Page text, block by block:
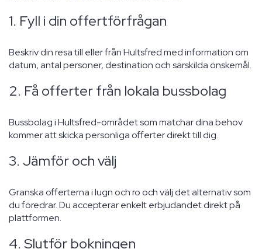
1. Fyll i din offertförfrågan
Beskriv din resa till eller från Hultsfred med information om
datum, antal personer, destination och särskilda önskemål.
2. Få offerter från lokala bussbolag
Bussbolag i Hultsfred-området som matchar dina behov
kommer att skicka personliga offerter direkt till dig.
3. Jämför och välj
Granska offerterna i lugn och ro och välj det alternativ som
du föredrar. Du accepterar enkelt erbjudandet direkt på
plattformen.
4. Slutför bokningen